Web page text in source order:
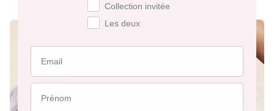
Collection invitée
Les deux